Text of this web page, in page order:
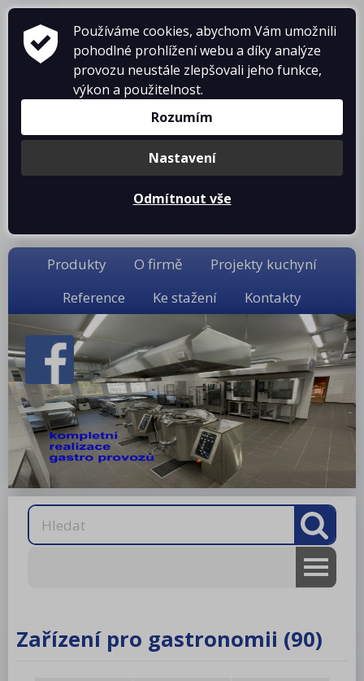
ZAŘÍZENÍ PRO GASTRONOMII
prodej • montáž • servis
telefon: 475 601 323
Produkty O firmě
Projekty kuchyní
Reference
Ke stažení Kontakty
RM gastro
Zařízení pro gastronomii (90)
Používáme cookies, abychom Vám umožnili
pohodlné prohlížení webu a díky analýze
provozu neustále zlepšovali jeho funkce,
výkon a použitelnost.
Rozumím
Nastavení
Odmítnout vše